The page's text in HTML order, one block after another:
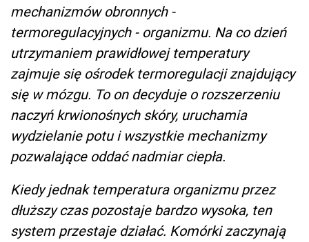
mechanizmów obronnych -
termoregulacyjnych - organizmu. Na co dzień
utrzymaniem prawidłowej temperatury
zajmuje się ośrodek termoregulacji znajdujący
się w mózgu. To on decyduje o rozszerzeniu
naczyń krwionośnych skóry, uruchamia
wydzielanie potu i wszystkie mechanizmy
pozwalające oddać nadmiar ciepła.
Kiedy jednak temperatura organizmu przez
dłuższy czas pozostaje bardzo wysoka, ten
system przestaje działać. Komórki zaczynają